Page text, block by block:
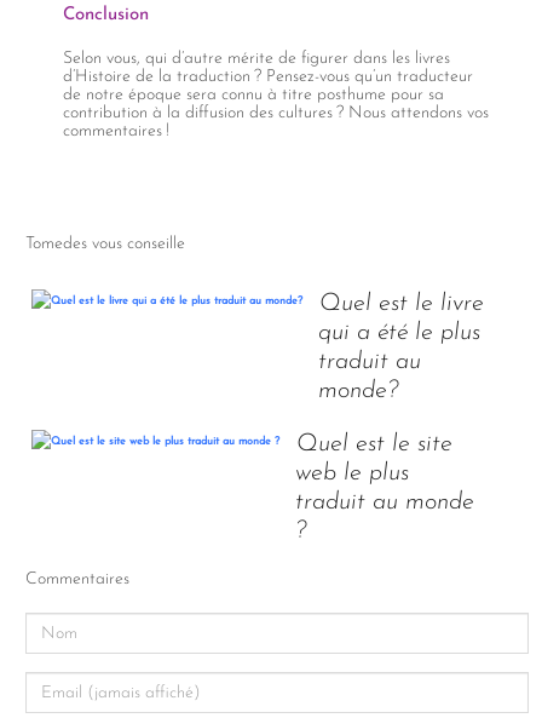
Conclusion
Selon vous, qui d’autre mérite de figurer dans les livres
d’Histoire de la traduction ? Pensez-vous qu’un traducteur
de notre époque sera connu à titre posthume pour sa
contribution à la diffusion des cultures ? Nous attendons vos
commentaires !
Tomedes vous conseille
Quel est le livre
qui a été le plus
traduit au
monde?
Quel est le site
web le plus
traduit au monde
?
Commentaires